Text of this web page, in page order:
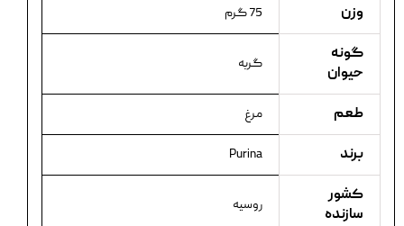
وزن 75 گرم
گونه
حیوان
گربه
طعم مرغ
برند Purina
کشور
سازنده
روسیه